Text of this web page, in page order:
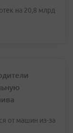
на 20,8 млрд
от машин из-за